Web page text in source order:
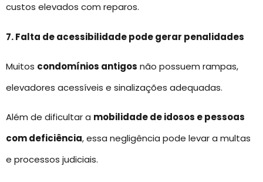
custos elevados com reparos.
7. Falta de acessibilidade pode gerar penalidades
Muitos condomínios antigos não possuem rampas,
elevadores acessíveis e sinalizações adequadas.
Além de dificultar a mobilidade de idosos e pessoas
com deficiência, essa negligência pode levar a multas
e processos judiciais.